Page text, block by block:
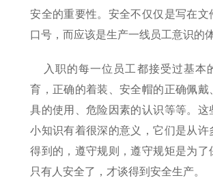
安全的重要性。安全不仅仅是写在文
口号，而应该是生产一线员工意识的
入职的每一位员工都接受过基本
育，正确的着装、安全帽的正确佩戴
具的使用、危险因素的认识等等。这
小知识有着很深的意义，它们是从许
得到的，遵守规则，遵守规矩是为了
只有人安全了，才谈得到安全生产。